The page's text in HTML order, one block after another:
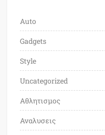
Auto
Gadgets
Style
Uncategorized
Αθλητισμος
Αναλυσεις